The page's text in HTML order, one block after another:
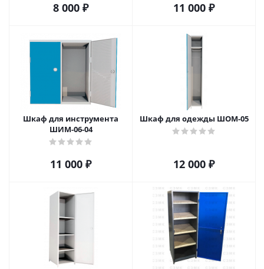
8 000 ₽ 11 000 ₽
Шкаф для инструмента
ШИМ-06-04
11 000 ₽
Шкаф для одежды ШОМ-05
12 000 ₽